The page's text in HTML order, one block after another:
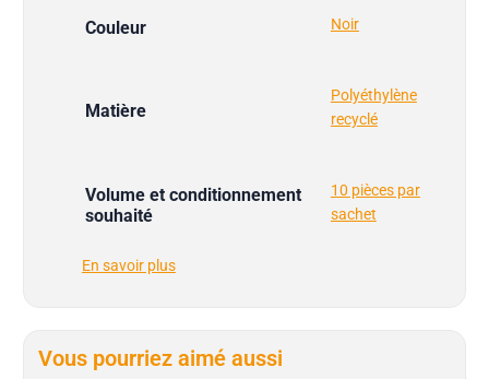
Couleur Noir
Matière
Polyéthylène
recyclé
Volume et conditionnement
souhaité
10 pièces par
sachet
En savoir plus
Vous pourriez aimé aussi